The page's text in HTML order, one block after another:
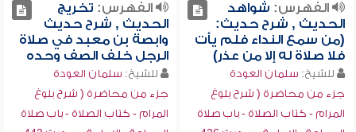
الفهرس: شواهد
الحديث , شرح حديث:
(من سمع النداء فلم يأت
فلا صلاة له إلا من عذر)
للشيخ: سلمان العودة
جزء من محاضرة ( شرح بلوغ
المرام - كتاب الصلاة - باب صلاة
الفهرس: تخريج
الحديث , شرح حديث
وابصة بن معبد في صلاة
الرجل خلف الصف وحده
للشيخ: سلمان العودة
جزء من محاضرة ( شرح بلوغ
المرام - كتاب الصلاة - باب صلاة